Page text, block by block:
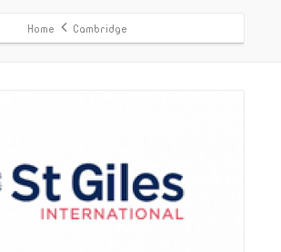
Filter:Cambridge
Cambridge
Home